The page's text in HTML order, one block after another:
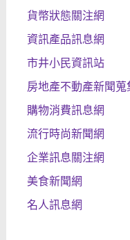
貨幣狀態關注網
資訊產品訊息網
市井小民資訊站
房地產不動產新聞蒐
購物消費訊息網
流行時尚新聞網
企業訊息關注網
美食新聞網
名人訊息網